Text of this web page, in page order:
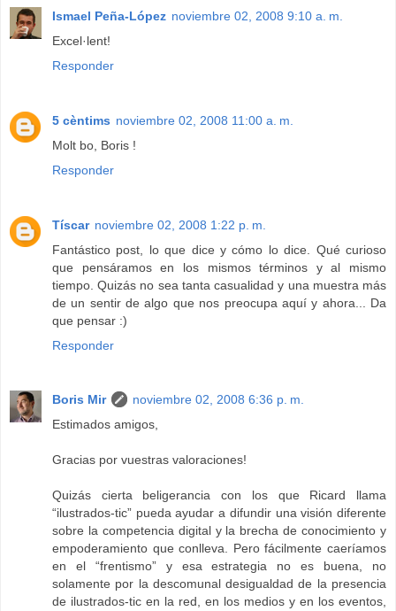
Ismael Peña-López noviembre 02, 2008 9:10 a. m.
Excel·lent!
Responder
5 cèntims noviembre 02, 2008 11:00 a. m.
Molt bo, Boris !
Responder
Tíscar noviembre 02, 2008 1:22 p. m.
Fantástico post, lo que dice y cómo lo dice. Qué curioso
que pensáramos en los mismos términos y al mismo
tiempo. Quizás no sea tanta casualidad y una muestra más
de un sentir de algo que nos preocupa aquí y ahora... Da
que pensar :)
Responder
Boris Mir
noviembre 02, 2008 6:36 p. m.
Estimados amigos,
Gracias por vuestras valoraciones!
Quizás cierta beligerancia con los que Ricard llama
“ilustrados-tic” pueda ayudar a difundir una visión diferente
sobre la competencia digital y la brecha de conocimiento y
empoderamiento que conlleva. Pero fácilmente caeríamos
en el “frentismo” y esa estrategia no es buena, no
solamente por la descomunal desigualdad de la presencia
de ilustrados-tic en la red, en los medios y en los eventos,